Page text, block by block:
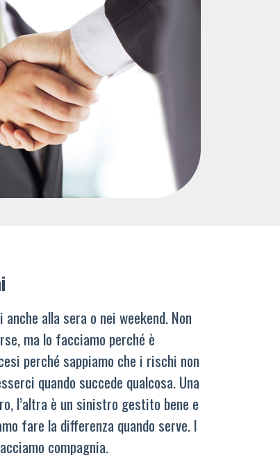
alla sera o nei weekend. Non
ma lo facciamo perché è
perché sappiamo che i rischi non
quando succede qualcosa. Una
l’altra è un sinistro gestito bene e
fare la differenza quando serve. I
compagnia.